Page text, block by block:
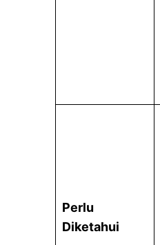
Perlu
Diketahui